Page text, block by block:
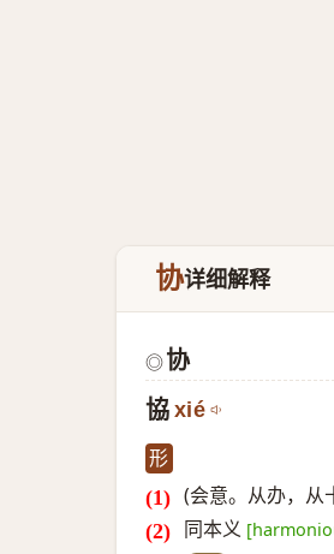
协详细解释
◎协
協 xié
形
(会意。从办，从
同本义